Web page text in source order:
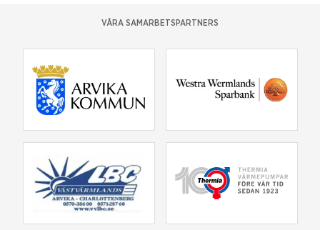
VÅRA SAMARBETSPARTNERS